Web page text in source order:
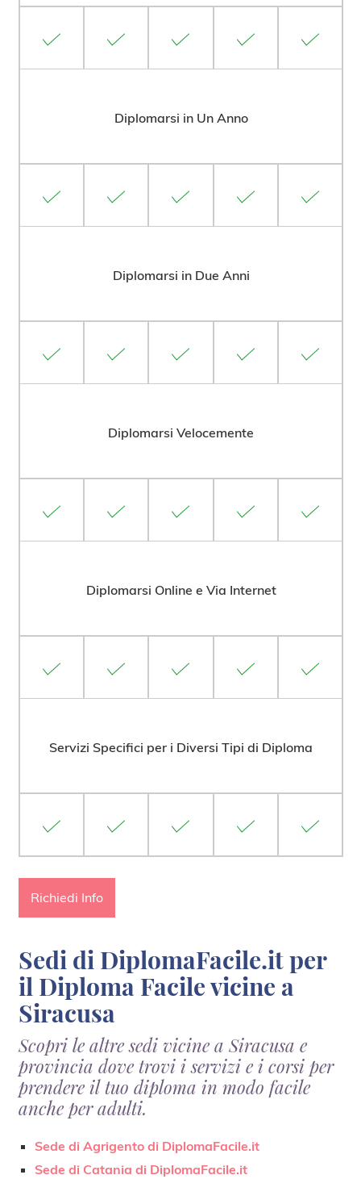
Diplomarsi in Un Anno
Diplomarsi in Due Anni
Diplomarsi Velocemente
Diplomarsi Online e Via Internet
Servizi Specifici per i Diversi Tipi di Diploma
Richiedi Info
Sedi di DiplomaFacile.it per
il Diploma Facile vicine a
Siracusa
Scopri le altre sedi vicine a Siracusa e
provincia dove trovi i servizi e i corsi per
prendere il tuo diploma in modo facile
anche per adulti.
Sede di Agrigento di DiplomaFacile.it
Sede di Catania di DiplomaFacile.it